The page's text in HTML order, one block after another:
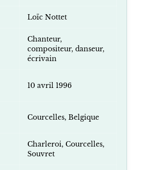
Loïc Nottet
Chanteur,
compositeur, danseur,
écrivain
10 avril 1996
Courcelles, Belgique
Charleroi, Courcelles,
Souvret